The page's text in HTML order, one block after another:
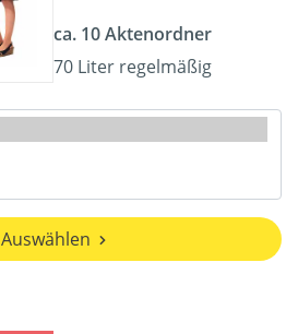
ca. 10 Aktenordner
70 Liter regelmäßig
Auswählen